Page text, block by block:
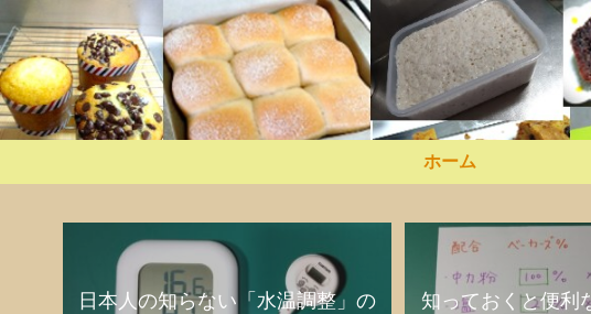
ホーム
日本人の知らない「水温調整」の
知っておくと便利